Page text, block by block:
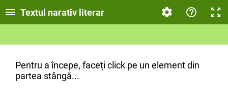
Textul narativ literar
Pentru a începe, faceți click pe un element din
partea stângă...